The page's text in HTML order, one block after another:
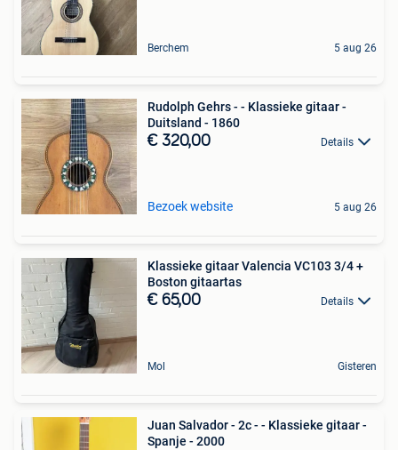
Berchem 5 aug 26
Rudolph Gehrs - - Klassieke gitaar -
Duitsland - 1860
€ 320,00 Details
Bezoek website 5 aug 26
Klassieke gitaar Valencia VC103 3/4 +
Boston gitaartas
€ 65,00 Details
Mol Gisteren
Juan Salvador - 2c - - Klassieke gitaar -
Spanje - 2000